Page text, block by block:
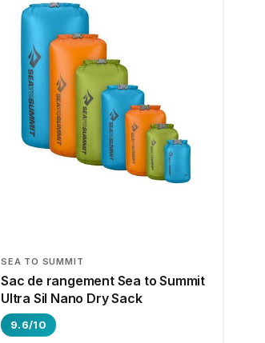
SEA TO SUMMIT
Sac de rangement Sea to Summit
Ultra Sil Nano Dry Sack
9.6/10